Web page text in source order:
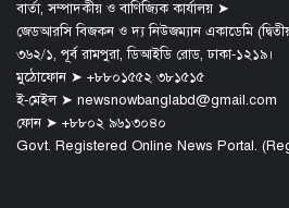
বার্তা, সম্পাদকীয় ও বাণিজ্যিক কার্যালয় ➤
জেডআরসি বিজকন ও দ্য নিউজম্যান একাডেমি
৩৬২/১, পূর্ব রামপুরা, ডিআইডি রোড, ঢাকা-১২১৯।
মুঠোফোন ➤ +৮৮০১৫৫২ ৩৮১৫১৫
ই-মেইল ➤ newsnowbanglabd@gmail.com
ফোন ➤ +৮৮০২ ৯৬১৩০৪০
Govt. Registered Online News Portal.